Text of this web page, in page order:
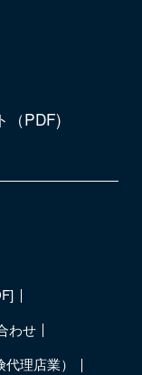
（PDF)
わせ
理店業）